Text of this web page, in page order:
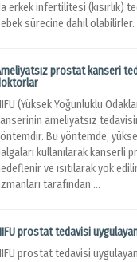
erkek infertilitesi (kısırlık)
sürecine dahil olabilirler.
prostat kanseri
(Yüksek Yoğunluklu
ameliyatsız
Bu yöntemde,
kullanılarak kanserli
ve ısıtılarak yok
tarafından ...
prostat tedavisi
prostat tedavisi